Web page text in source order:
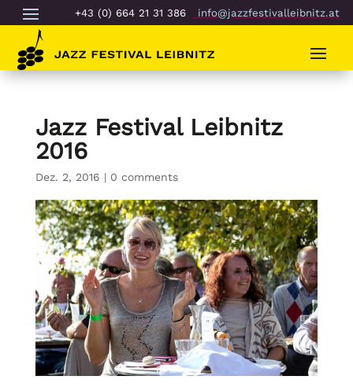
+43 (0) 664 21 31 386 info@jazzfestivalleibnitz.at
Jazz Festival Leibnitz
2016
Dez. 2, 2016 | 0 comments